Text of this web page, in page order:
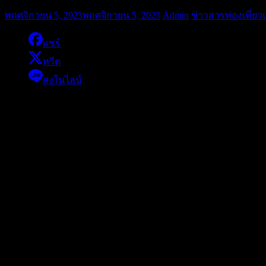
พฤศจิกายน 5, 2023พฤศจิกายน 5, 2023 Admin ข่าวสารท่องเที่ยว
แชร์
ทวีต
ส่งในไลน์